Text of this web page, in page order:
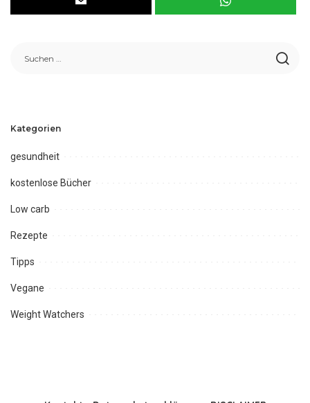
Kategorien
gesundheit
kostenlose Bücher
Low carb
Rezepte
Tipps
Vegane
Weight Watchers